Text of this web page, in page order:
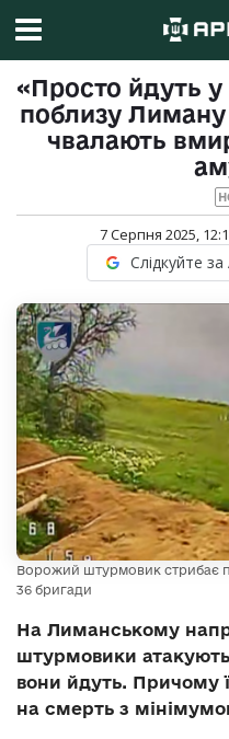
«Просто йдуть у
поблизу Лиману
чвалають
7 Серпня 2025,
Слідкуйте
Ворожий штурмовик стрибає
36 бригади
На Лиманському
штурмовики
вони йдуть. Причому
на смерть з